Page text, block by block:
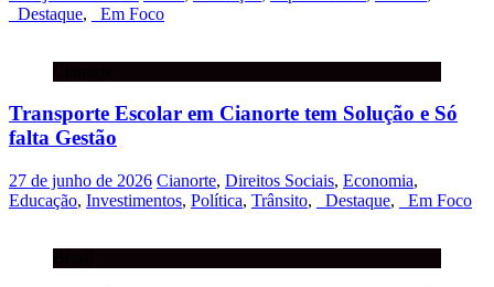
_Destaque, _Em Foco
Transporte Escolar em Cianorte tem Solução e Só
falta Gestão
27 de junho de 2026 Cianorte, Direitos Sociais, Economia,
Educação, Investimentos, Política, Trânsito, _Destaque, _Em Foco